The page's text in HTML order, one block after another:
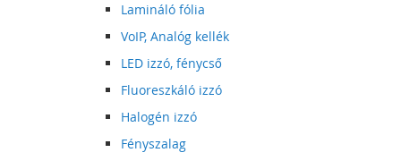
Lamináló fólia
VoIP, Analóg kellék
LED izzó, fénycső
Fluoreszkáló izzó
Halogén izzó
Fényszalag